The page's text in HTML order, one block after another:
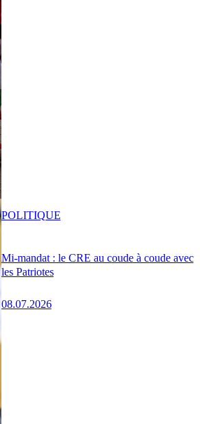
Mi-mandat : le CRE au coude à coude avec
les Patriotes
08.07.2026
POLITIQUE